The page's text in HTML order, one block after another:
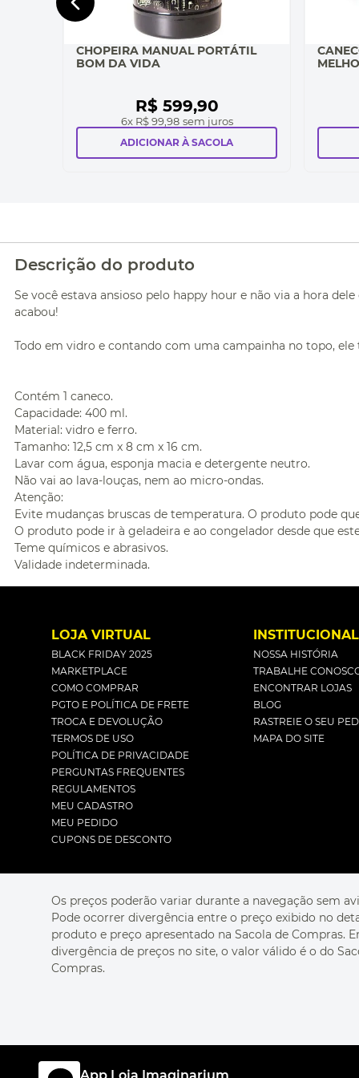
CHOPEIRA MANUAL PORTÁTIL
BOM DA VIDA
R$ 599,90
6x R$ 99,98 sem juros
ADICIONAR À SACOLA
Descrição do produto
Se você estava ansioso pelo happy hour e não via a hora
acabou!
Todo em vidro e contando com uma campainha no topo,
Contém 1 caneco.
Capacidade: 400 ml.
Material: vidro e ferro.
Tamanho: 12,5 cm x 8 cm x 16 cm.
Lavar com água, esponja macia e detergente neutro.
Não vai ao lava-louças, nem ao micro-ondas.
Atenção:
Evite mudanças bruscas de temperatura. O produto pode
O produto pode ir à geladeira e ao congelador desde que
Teme químicos e abrasivos.
Validade indeterminada.
LOJA VIRTUAL
BLACK FRIDAY 2025
MARKETPLACE
COMO COMPRAR
PGTO E POLÍTICA DE FRETE
TROCA E DEVOLUÇÃO
TERMOS DE USO
POLÍTICA DE PRIVACIDADE
PERGUNTAS FREQUENTES
REGULAMENTOS
MEU CADASTRO
MEU PEDIDO
CUPONS DE DESCONTO
INSTITUCIONAL
NOSSA HISTÓRIA
TRABALHE
ENCONTRAR LOJAS
BLOG
RASTREIE O SEU
MAPA DO SITE
Os preços poderão variar durante a navegação sem
Pode ocorrer divergência entre o preço exibido no
produto e preço apresentado na Sacola de Compras.
divergência de preços no site, o valor válido é o do
Compras.
App Loja Imaginarium